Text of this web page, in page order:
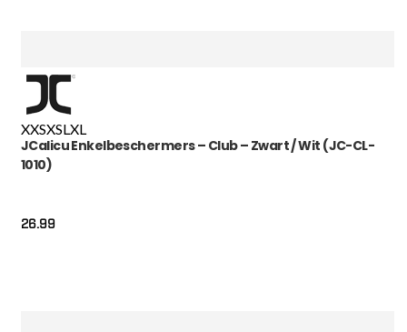
XXSXSL XL
JCalicu Enkelbeschermers – Club – Zwart / Wit (JC-CL-
1010)
26.99